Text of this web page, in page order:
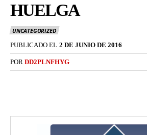
HUELGA
UNCATEGORIZED
PUBLICADO EL 2 DE JUNIO DE 2016
POR DD2PLNFHYG